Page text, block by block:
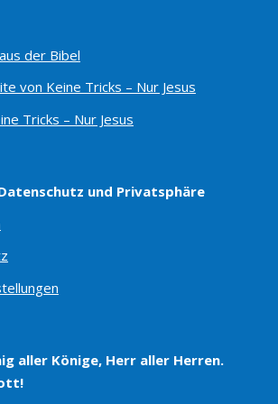
der Bibel
von Keine Tricks – Nur Jesus
Tricks – Nur Jesus
und Privatsphäre
aller Könige, Herr aller Herren.